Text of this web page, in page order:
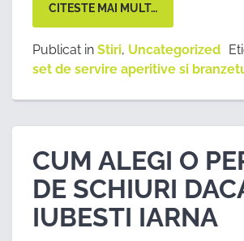
CITESTE MAI MULT…
Publicat in Stiri, Uncategorized
set de servire aperitive si
CUM ALEGI O
DE SCHIURI
IUBESTI IARNA